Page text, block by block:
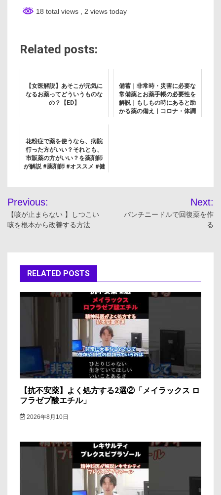
18 total views , 2 views today
Related posts:
【女医解説】あそこが元気に
なるお薬ってどういうものな
の？【ED】
備蓄｜非常時・災害に必要な
常備薬とお薬手帳の必要性を
解説｜もしもの時にあると助
かる薬の備え｜コロナ・体調
花粉症で薬を使うなら、病院
行った方がいい？それとも、
市販薬の方がいい？を薬剤師
が解説 #薬剤師 #オススメ #健
投
稿
ゲ
ー
Previous:
【咳が止まらない 】しつこい
咳を根本から改善する方法
Next:
パンチニードルで回復薬を作
る
RELATED POSTS
【抗不安薬】よく処方する2選②「メイラックス ロ
フラゼプ酸エチル」
2026年8月10日